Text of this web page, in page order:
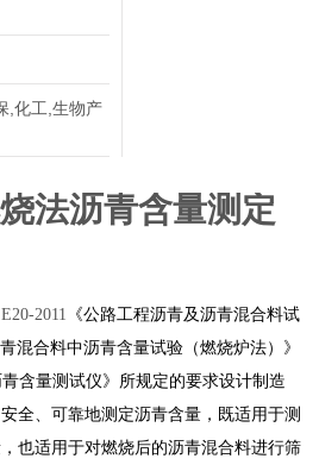
,化工,生物产
法沥青含量测定
2011 《公路工程沥青及沥青混合料试
青混合料中沥青含量试验（燃烧炉法）》
青含量测试仪》所规定的要求设计制造
全、可靠地测定沥青含量，既适用于测
也适用于对燃烧后的沥青混合料进行筛